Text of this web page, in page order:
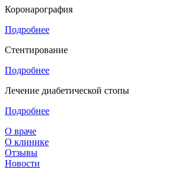
Коронарография
Подробнее
Стентирование
Подробнее
Лечение диабетической стопы
Подробнее
О враче
О клинике
Отзывы
Новости